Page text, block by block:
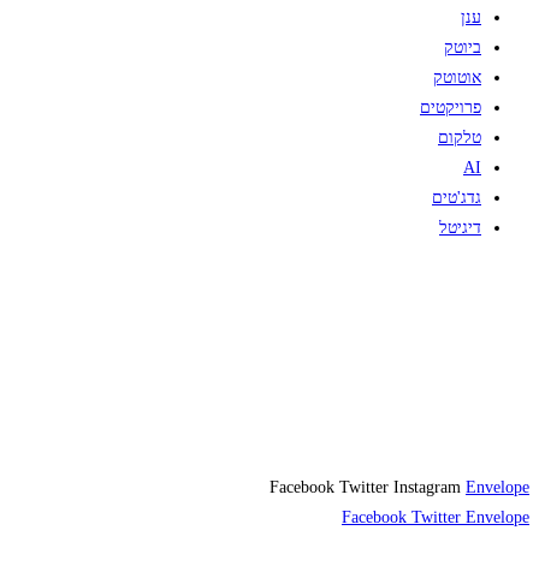
ענן
ביוטק
אוטוטק
פרויקטים
טלקום
AI
גדג'טים
דיגיטל
Facebook Twitter Instagram Envelope
Facebook Twitter Envelope